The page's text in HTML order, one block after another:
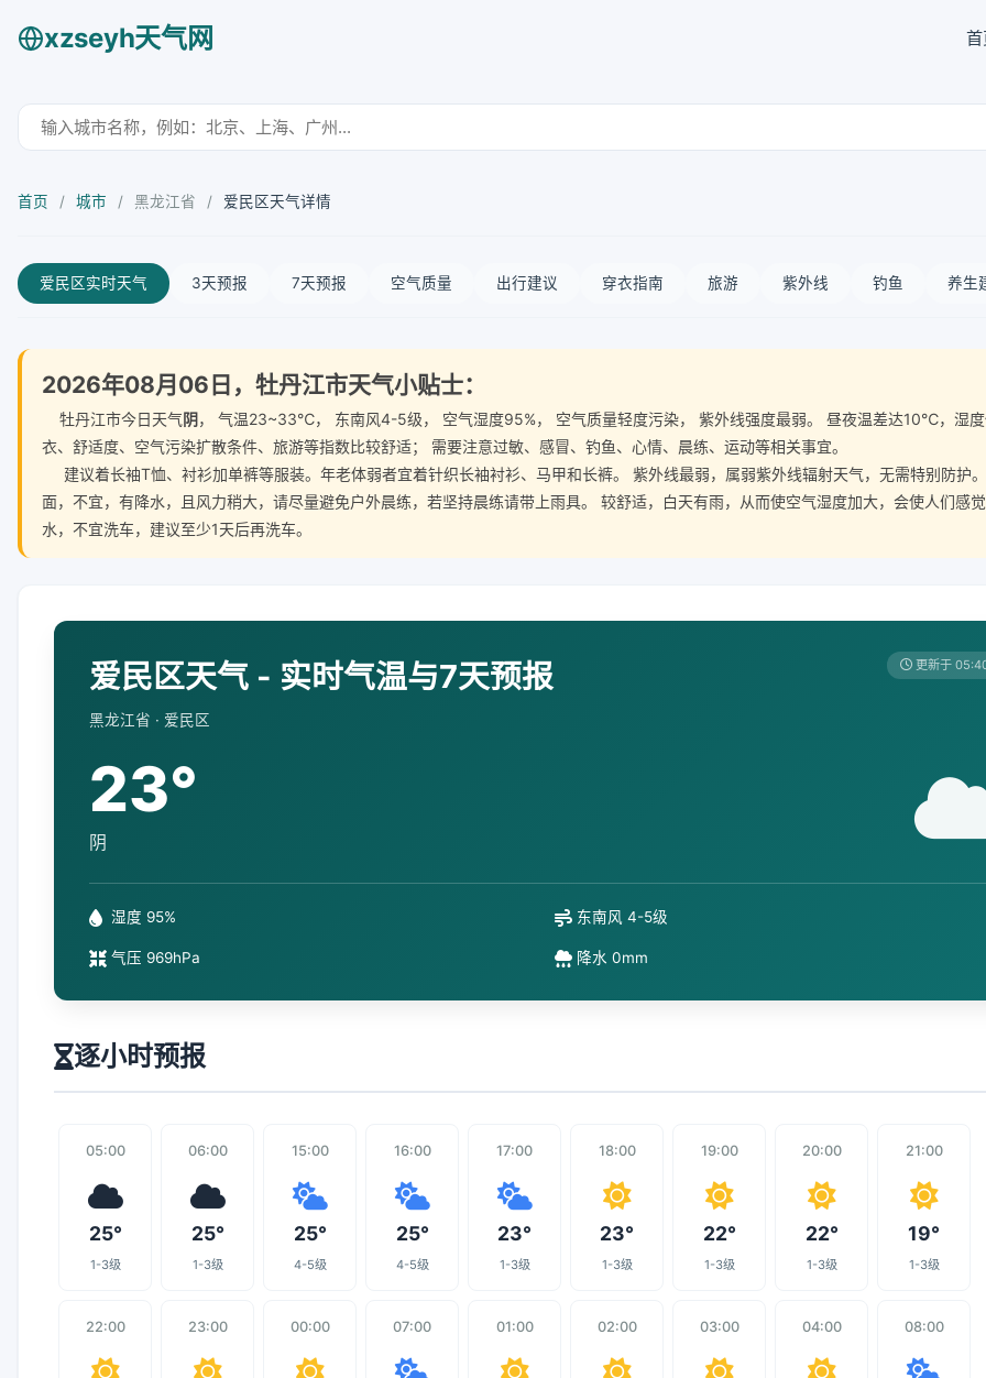
xzseyh天气网
首页 / 城市 / 黑龙江省 / 爱民区天气详情
爱民区实时天气 3天预报 7天预报 空气质量 出行建议 穿衣指南 旅游 紫外线 钓鱼 养生
2026年08月06日，牡丹江市天气小贴士：
牡丹江市今日天气阴， 气温23~33℃， 东南风4-5级， 空气湿度95%， 空气质量轻度污染， 紫外线强度最弱。 昼夜温差达10℃，湿
衣、舒适度、空气污染扩散条件、旅游等指数比较舒适； 需要注意过敏、感冒、钓鱼、心情、晨练、运动等相关事宜。
建议着长袖T恤、衬衫加单裤等服装。年老体弱者宜着针织长袖衬衫、马甲和长裤。 紫外线最弱，属弱紫外线辐射天气，无需特别防护
面，不宜，有降水，且风力稍大，请尽量避免户外晨练，若坚持晨练请带上雨具。 较舒适，白天有雨，从而使空气湿度加大，会使人们感
水，不宜洗车，建议至少1天后再洗车。
爱民区天气 - 实时气温与7天预报
黑龙江省 · 爱民区
更新于
23°
阴
湿度 95% 东南风 4-5级
气压 969hPa 降水 0mm
逐小时预报
05:00
25°
1-3级
06:00
25°
1-3级
15:00
25°
4-5级
16:00
25°
4-5级
17:00
23°
1-3级
18:00
23°
1-3级
19:00
22°
1-3级
20:00
22°
1-3级
21:00
19°
1-3级
22:00 23:00 00:00 07:00 01:00 02:00 03:00 04:00 08:00